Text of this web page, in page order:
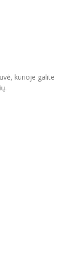
kurioje galite